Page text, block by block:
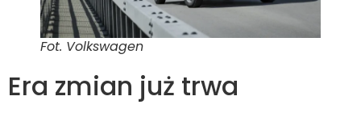
Fot. Volkswagen
Era zmian już trwa